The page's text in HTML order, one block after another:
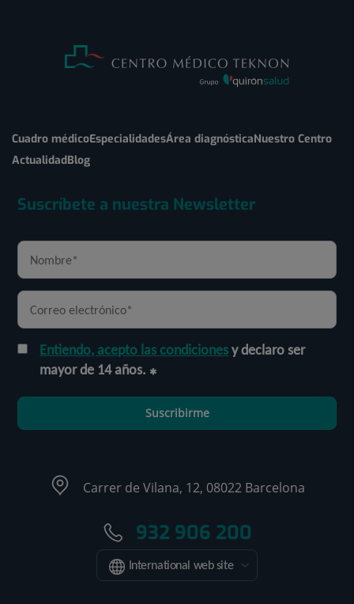
Cuadro médicoEspecialidadesÁrea diagnósticaNuestro Centro
ActualidadBlog
Suscríbete a nuestra Newsletter
Entiendo, acepto las condicionesy declaro ser
mayor de 14 años.
Suscribirme
Carrer de Vilana, 12, 08022 Barcelona
932 906 200
International web site